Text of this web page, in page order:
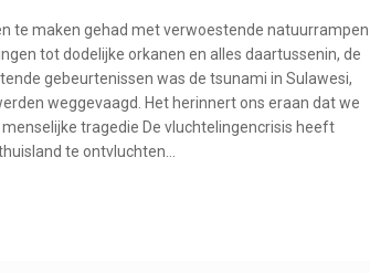
te maken gehad met verwoestende natuurrampen
tot dodelijke orkanen en alles daartussenin, de
gebeurtenissen was de tsunami in Sulawesi,
weggevaagd. Het herinnert ons eraan dat we
tragedie De vluchtelingencrisis heeft
te ontvluchten…